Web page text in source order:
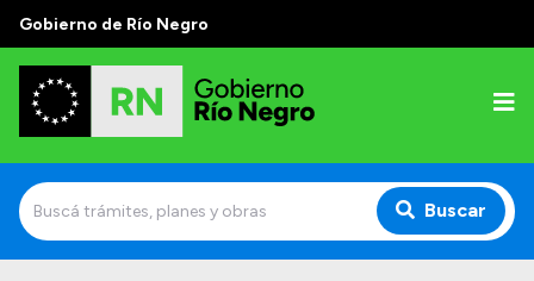
Gobierno de Río Negro
Buscar